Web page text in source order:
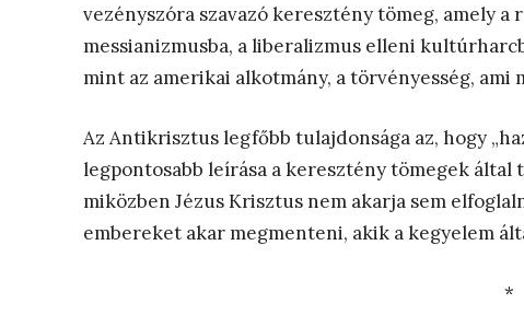
vezényszóra szavazó keresztény tömeg, amely
messianizmusba, a liberalizmus elleni
mint az amerikai alkotmány, a törvényesség, ami
Az Antikrisztus legfőbb tulajdonsága az, hogy
legpontosabb leírása a keresztény tömegek
miközben Jézus Krisztus nem akarja sem
embereket akar megmenteni, akik a kegyelem
*